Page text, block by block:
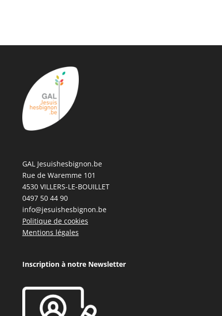
GAL Jesuishesbignon.be
Rue de Waremme 101
4530 VILLERS-LE-BOUILLET
0497 50 44 90
info@jesuishesbignon.be
Politique de cookies
Mentions légales
Inscription à notre Newsletter